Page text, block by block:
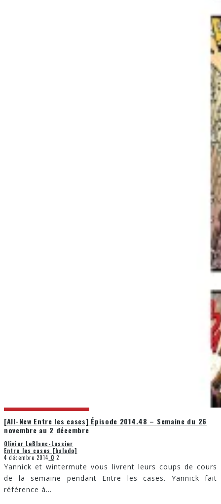
[All-New Entre les cases] Épisode 2014.48 – Semaine du 26
novembre au 2 décembre
Olivier LeBlanc-Lussier
Entre les cases [balado]
4 décembre 201402
Yannick et wintermute vous livrent leurs coups de cours
de la semaine pendant Entre les cases. Yannick fait
référence à